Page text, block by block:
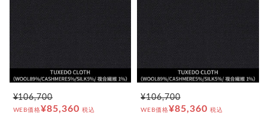
¥106,700
WEB価格¥85,360 税込
¥106,700
WEB価格¥85,360 税込